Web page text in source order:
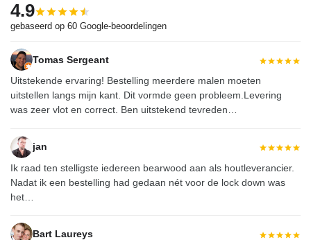
4.9
gebaseerd op 60 Google-beoordelingen
Tomas Sergeant
Uitstekende ervaring! Bestelling meerdere malen moeten
uitstellen langs mijn kant. Dit vormde geen probleem.Levering
was zeer vlot en correct. Ben uitstekend tevreden…
jan
Ik raad ten stelligste iedereen bearwood aan als houtleverancier.
Nadat ik een bestelling had gedaan nét voor de lock down was
het…
Bart Laureys